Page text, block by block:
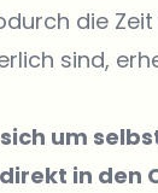
die
sind,
um
in den